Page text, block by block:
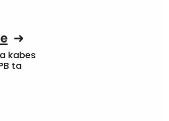
kabes
ta